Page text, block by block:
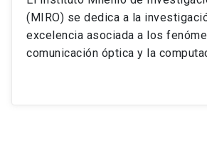
(MIRO) se dedica a la
excelencia asociada a los
comunicación óptica y la